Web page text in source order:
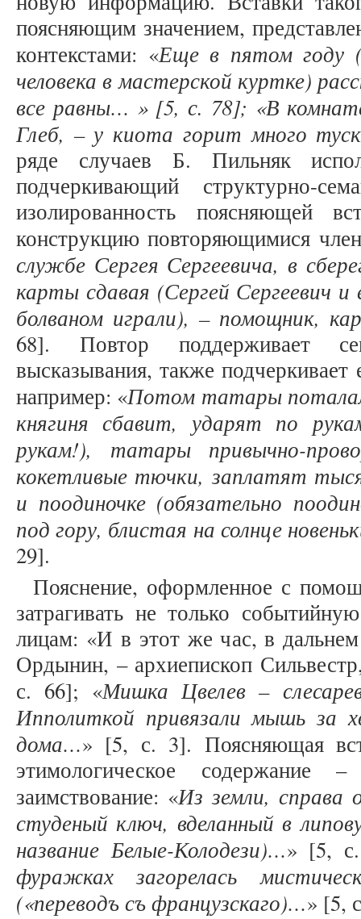
поясняющим значением,
контекстами: «Еще в пятом году
человека в мастерской куртке)
все равны… » [5, с. 78]; «В
Глеб, – у киота горит много
ряде случаев Б. Пильняк
подчеркивающий структурно-
изолированность поясняющей
конструкцию повторяющимися
службе Сергея Сергеевича, в
карты сдавая (Сергей Сергеевич
болваном играли), – помощник,
68]. Повтор поддерживает
высказывания, также подчеркивает
например: «Потом татары
княгиня сбавит, ударят по
рукам!), татары привычно-
кокетливые тючки, заплатят
и поодиночке (обязательно
под гору, блистая на солнце
29].
Пояснение, оформленное с
затрагивать не только
лицам: «И в этот же час, в
Ордынин, – архиепископ
с. 66]; «Мишка Цвелев –
Ипполиткой привязали мышь за
дома…» [5, с. 3]. Поясняющая
этимологическое содержание
заимствование: «Из земли, справа
студеный ключ, вделанный в
название Белые-Колодези)…» [5,
фуражках загорелась
(«переводъ съ французскаго)…» [5,